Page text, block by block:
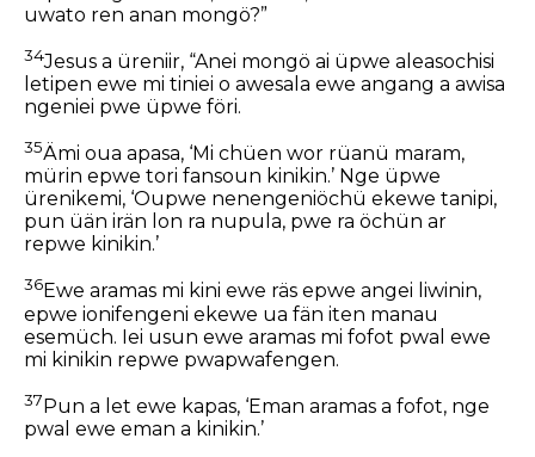
uwato ren anan mongö?”
34Jesus a üreniir, “Anei mongö ai üpwe aleasochisi
letipen ewe mi tiniei o awesala ewe angang a awisa
ngeniei pwe üpwe föri.
35Ämi oua apasa, ‘Mi chüen wor rüanü maram,
mürin epwe tori fansoun kinikin.’ Nge üpwe
ürenikemi, ‘Oupwe nenengeniöchü ekewe tanipi,
pun üän irän lon ra nupula, pwe ra öchün ar
repwe kinikin.’
36Ewe aramas mi kini ewe räs epwe angei liwinin,
epwe ionifengeni ekewe ua fän iten manau
esemüch. Iei usun ewe aramas mi fofot pwal ewe
mi kinikin repwe pwapwafengen.
37Pun a let ewe kapas, ‘Eman aramas a fofot, nge
pwal ewe eman a kinikin.’